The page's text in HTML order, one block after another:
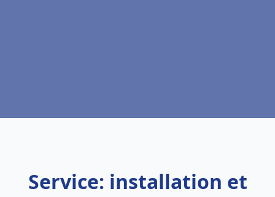
Service: installation et